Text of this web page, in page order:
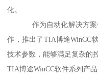
化。
作为自动化解决方案供
作，推出了TIA博途WinCC
技术参数，能够满足复杂的
TIA博途WinCC软件系列产品